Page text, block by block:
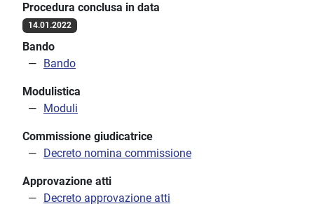
Procedura conclusa in data
14.01.2022
Bando
Bando
Modulistica
Moduli
Commissione giudicatrice
Decreto nomina commissione
Approvazione atti
Decreto approvazione atti